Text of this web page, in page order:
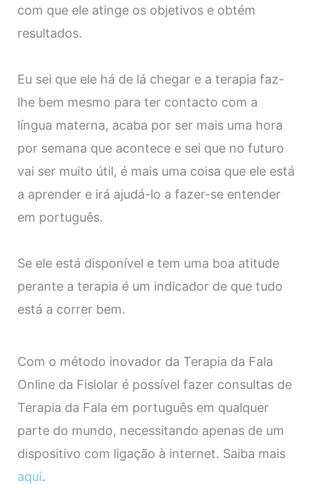
com que ele atinge os objetivos e obtém
resultados.
Eu sei que ele há de lá chegar e a terapia faz-
lhe bem mesmo para ter contacto com a
língua materna, acaba por ser mais uma hora
por semana que acontece e sei que no futuro
vai ser muito útil, é mais uma coisa que ele está
a aprender e irá ajudá-lo a fazer-se entender
em português.
Se ele está disponível e tem uma boa atitude
perante a terapia é um indicador de que tudo
está a correr bem.
Com o método inovador da Terapia da Fala
Online da Fisiolar é possível fazer consultas de
Terapia da Fala em português em qualquer
parte do mundo, necessitando apenas de um
dispositivo com ligação à internet. Saiba mais
aqui.